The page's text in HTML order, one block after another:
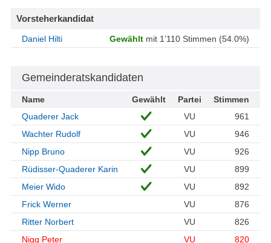
Vorsteherkandidat
Daniel Hilti Gewählt mit 1’110 Stimmen (54.0%)
Gemeinderatskandidaten
Name Gewählt Partei
Stimmen
Quaderer Jack
VU
961
Wachter Rudolf
VU
946
Nipp Bruno
VU
926
Rüdisser-Quaderer Karin
VU
899
Meier Wido
VU
892
Frick Werner
VU
876
Ritter Norbert
VU
826
Nigg Peter
VU 820